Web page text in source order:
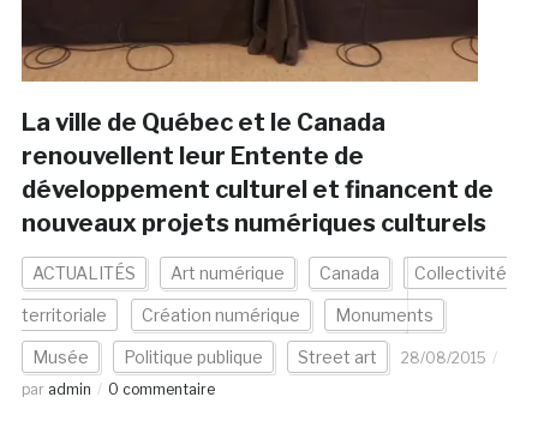
La ville de Québec et le Canada
renouvellent leur Entente de
développement culturel et financent de
nouveaux projets numériques culturels
ACTUALITÉS Art numérique Canada Collectivité
territoriale Création numérique Monuments
Musée Politique publique Street art
28/08/2015
par admin 0 commentaire